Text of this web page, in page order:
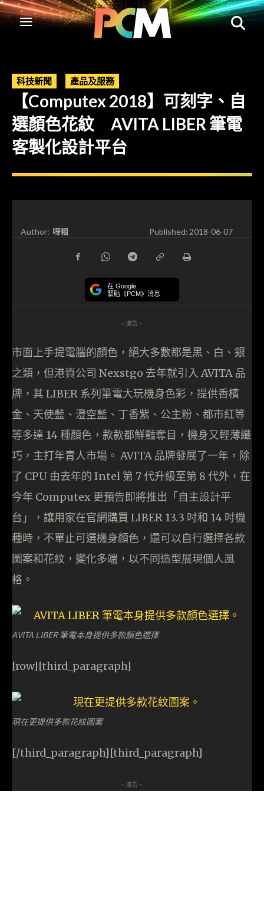
科技新聞 產品及服務
【Computex 2018】可刻字、自
選顏色花紋 AVITA LIBER 筆電
客製化設計平台
Author: 呀粗 Published:2018-06-07
在 Google
緊貼《PCM》消息
- 廣告 -
市面上手提電腦的顏色，絕大多數都是黑、白、銀
之類，但港資公司 Nexstgo 去年就引入 AVITA 品
牌，其 LIBER 系列筆電大玩機身色彩，提供香檳
金、天使藍、澄空藍、丁香紫、公主粉、都市紅等
等多達 14 種顏色，款款都鮮豔奪目，機身又輕薄纖
巧，主打年青人市場。 AVITA 品牌發展了一年，除
了 CPU 由去年的 Intel 第 7 代升級至第 8 代外，在
今年 Computex 更預告即將推出「自主設計平
台」，讓用家在官網購買 LIBER 13.3 吋和 14 吋機
種時，不單止可選機身顏色，還可以自行選擇各款
圖案和花紋，變化多端，以不同造型展現個人風
格。
AVITA LIBER 筆電本身提供多款顏色選擇
[row][third_paragraph]
現在更提供多款花紋圖案
[/third_paragraph][third_paragraph]
- 廣告 -